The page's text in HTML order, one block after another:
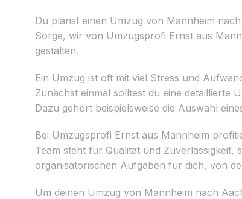
Du planst einen Umzug von Mannheim
Sorge, wir von Umzugsprofi Ernst aus
gestalten.
Ein Umzug ist oft mit viel Stress und
Zunächst einmal solltest du eine detaillierte
Dazu gehört beispielsweise die Auswahl
Bei Umzugsprofi Ernst aus Mannheim
Team steht für Qualität und
organisatorischen Aufgaben für dich, von
Um deinen Umzug von Mannheim nach